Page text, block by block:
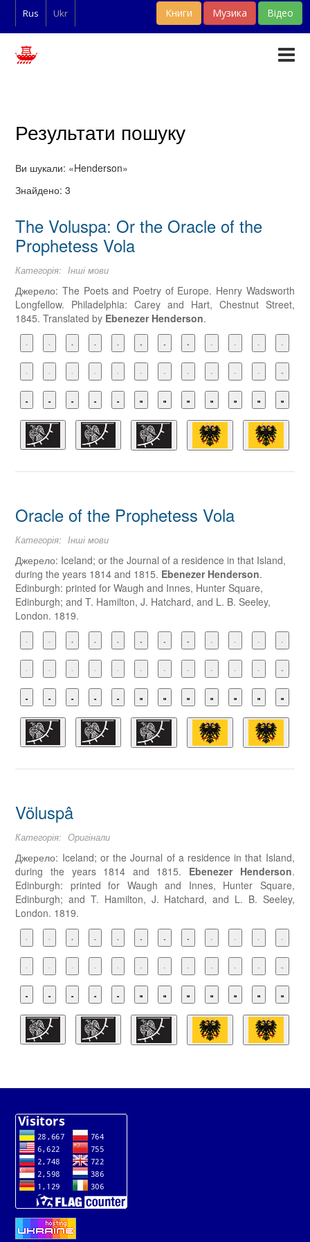
Rus Ukr Книги Музика Відео
Словники
Фан-арт
Результати пошуку
Ви шукали:
Henderson
Знайдено: 3
The Voluspa: Or the Oracle of the
Prophetess Vola
Категорія: Інші мови
Джерело: The Poets and Poetry of Europe. Henry Wadsworth
Longfellow. Philadelphia: Carey and Hart, Chestnut Street,
1845. Translated by Ebenezer Henderson.
Oracle of the Prophetess Vola
Категорія: Інші мови
Джерело: Iceland; or the Journal of a residence in that Island,
during the years 1814 and 1815. Ebenezer Henderson.
Edinburgh: printed for Waugh and Innes, Hunter Square,
Edinburgh; and T. Hamilton, J. Hatchard, and L. B. Seeley,
London. 1819.
Völuspâ
Категорія: Оригінали
Джерело: Iceland; or the Journal of a residence in that Island,
during the years 1814 and 1815. Ebenezer Henderson.
Edinburgh: printed for Waugh and Innes, Hunter Square,
Edinburgh; and T. Hamilton, J. Hatchard, and L. B. Seeley,
London. 1819.